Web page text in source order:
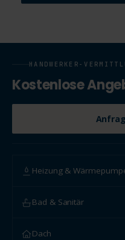
HANDWERKER-
Kostenlose
Heizung &
Bad & Sanitär
Dach